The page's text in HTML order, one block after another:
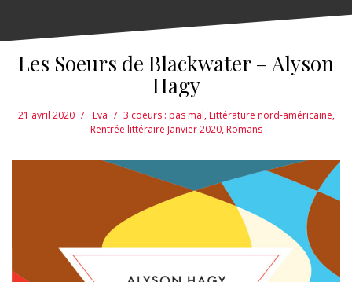
Les Soeurs de Blackwater – Alyson
Hagy
21 avril 2020 Eva 3 coeurs : pas mal,Littérature nord-américaine,
Rentrée littéraire Janvier 2020,Romans